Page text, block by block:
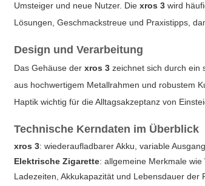
Umsteiger und neue Nutzer. Diexros 3 wird
Lösungen, Geschmackstreue und Praxistipps,
Design und Verarbeitung
Das Gehäuse derxros 3 zeichnet sich durch ein
aus hochwertigem Metallrahmen und robustem
Haptik wichtig für die Alltagsakzeptanz von
Technische Kerndaten im Überblick
xros 3: wiederaufladbarer Akku, variable
Elektrische Zigarette: allgemeine Merkmale wie
Ladezeiten, Akkukapazität und Lebensdauer der